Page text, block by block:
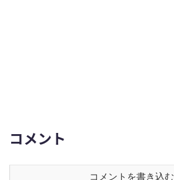
コメント
コメントを書き込む